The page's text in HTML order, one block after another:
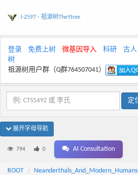
J-Z597 - 祖源树TheYtree
登录 免费上树 微基因导入 科研 古人
树
祖源树用户群（Q群764507041）
展开字母导航
794 0 AI Consultation
ROOT Neanderthals_And_Modern_Humans